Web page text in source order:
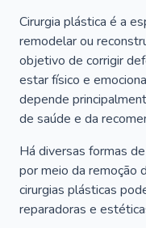
Cirurgia plástica é a
remodelar ou
objetivo de corrigir
estar físico e
depende
de saúde e da
Há diversas formas
por meio da remoção
cirurgias plásticas
reparadoras e